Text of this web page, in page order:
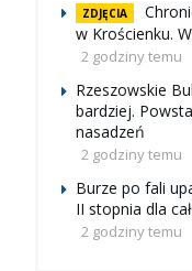
ZDJĘCIA
w Krościenku.
2 godziny temu
Rzeszowskie
bardziej.
nasadzeń
2 godziny temu
Burze po fali
II stopnia dla
2 godziny temu